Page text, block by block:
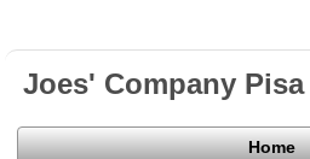
Joes' Company Pisa
Home